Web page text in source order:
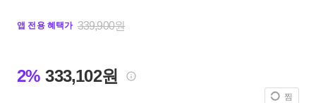
앱 전용 혜택가 339,900원
2% 333,102원
찜